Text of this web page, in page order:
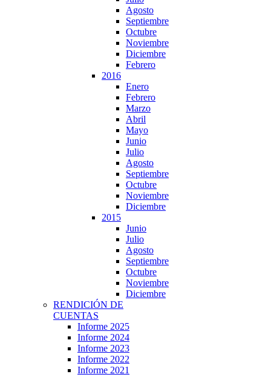
Agosto
Septiembre
Octubre
Noviembre
Diciembre
Febrero
2016
Enero
Febrero
Marzo
Abril
Mayo
Junio
Julio
Agosto
Septiembre
Octubre
Noviembre
Diciembre
2015
Junio
Julio
Agosto
Septiembre
Octubre
Noviembre
Diciembre
RENDICIÓN DE
CUENTAS
Informe 2025
Informe 2024
Informe 2023
Informe 2022
Informe 2021